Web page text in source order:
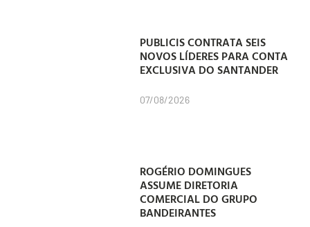
PUBLICIS CONTRATA SEIS
NOVOS LÍDERES PARA CONTA
EXCLUSIVA DO SANTANDER
07/08/2026
ROGÉRIO DOMINGUES
ASSUME DIRETORIA
COMERCIAL DO GRUPO
BANDEIRANTES